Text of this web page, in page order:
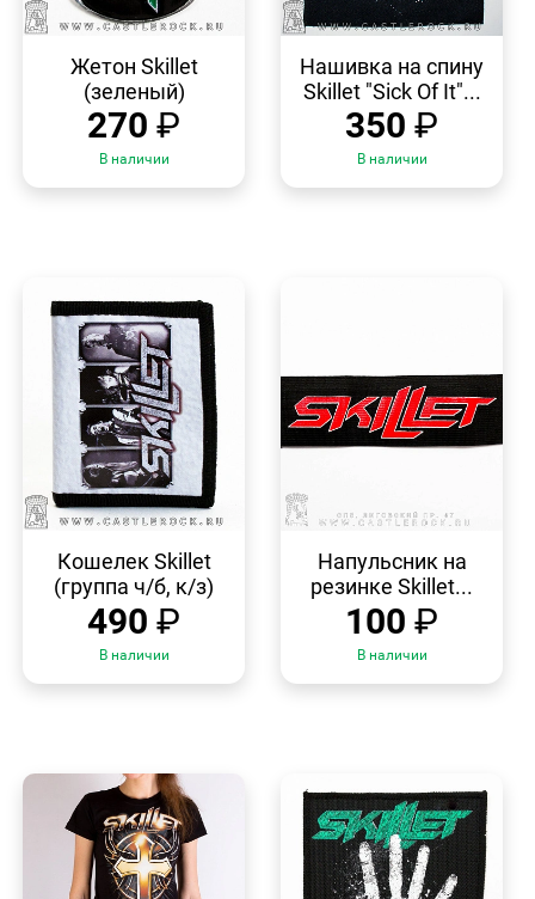
ПРОСМОТР
Жетон Skillet
(зеленый)
270 ₽
В наличии
Нашивка на спину
Skillet "Sick Of It"...
350 ₽
В наличии
ПРОСМОТР
Кошелек Skillet
(группа ч/б, к/з)
490 ₽
В наличии
ПРОСМОТР
Напульсник на
резинке Skillet...
100 ₽
В наличии